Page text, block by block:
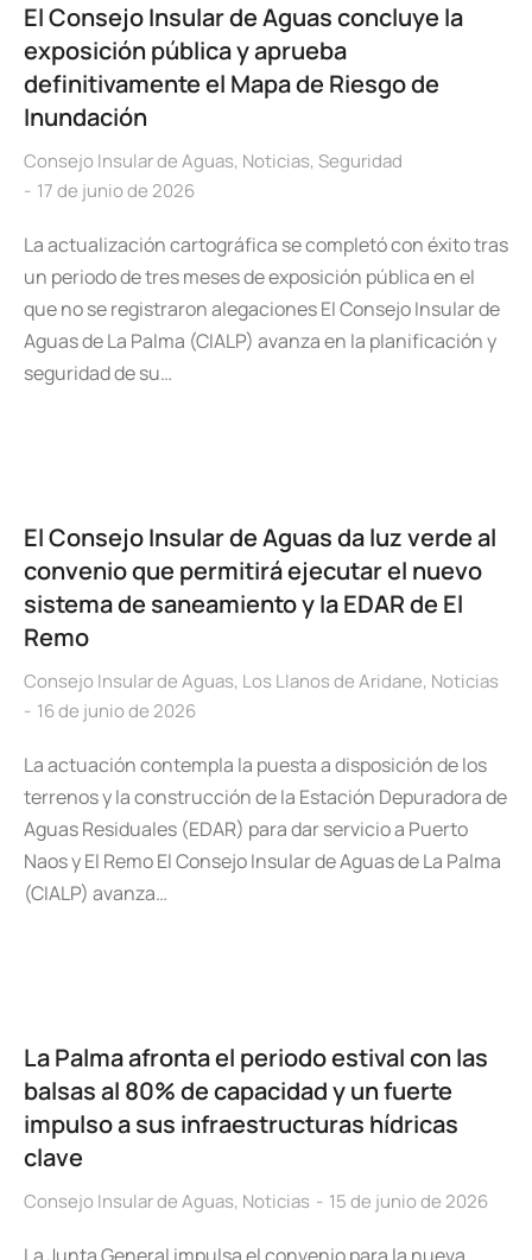
El Consejo Insular de Aguas concluye la
exposición pública y aprueba
definitivamente el Mapa de Riesgo de
Inundación
Consejo Insular de Aguas, Noticias, Seguridad
17 de junio de 2026
La actualización cartográfica se completó con éxito tras
un periodo de tres meses de exposición pública en el
que no se registraron alegaciones El Consejo Insular de
Aguas de La Palma (CIALP) avanza en la planificación y
seguridad de su…
El Consejo Insular de Aguas da luz verde al
convenio que permitirá ejecutar el nuevo
sistema de saneamiento y la EDAR de El
Remo
Consejo Insular de Aguas, Los Llanos de Aridane, Noticias
16 de junio de 2026
La actuación contempla la puesta a disposición de los
terrenos y la construcción de la Estación Depuradora de
Aguas Residuales (EDAR) para dar servicio a Puerto
Naos y El Remo El Consejo Insular de Aguas de La Palma
(CIALP) avanza…
La Palma afronta el periodo estival con las
balsas al 80% de capacidad y un fuerte
impulso a sus infraestructuras hídricas
clave
Consejo Insular de Aguas, Noticias 15 de junio de 2026